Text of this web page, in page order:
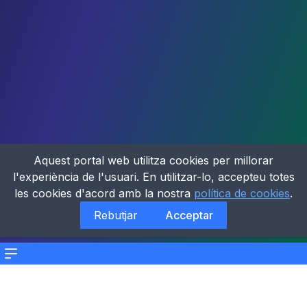
Menu
Aquest portal web utilitza cookies per millorar
l'experiència de l'usuari. En utilitzar-lo, accepteu totes
les cookies d'acord amb la nostra política de cookies.
Rebutjar
Acceptar